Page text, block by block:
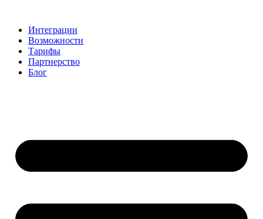
contentИнтеграции
Возможности
Тарифы
Партнерство
Блог